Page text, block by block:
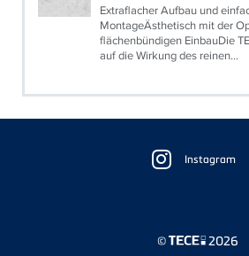
Extraflacher Aufbau und
MontageÄsthetisch mit der
flächenbündigen EinbauDie
auf die Wirkung des reinen...
Instagram
© 2026